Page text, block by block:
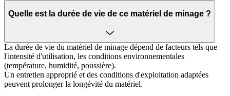
Quelle est la durée de vie de ce matériel de minage ?
La durée de vie du matériel de minage dépend de facteurs tels que
l'intensité d'utilisation, les conditions environnementales
(température, humidité, poussière).
Un entretien approprié et des conditions d'exploitation adaptées
peuvent prolonger la longévité du matériel.